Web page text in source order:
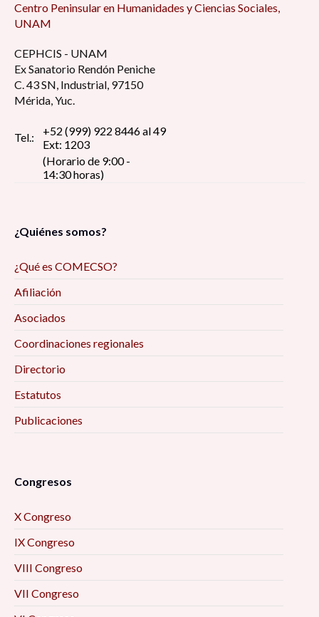
Centro Peninsular en Humanidades y Ciencias Sociales,
UNAM
CEPHCIS - UNAM
Ex Sanatorio Rendón Peniche
C. 43 SN, Industrial, 97150
Mérida, Yuc.
Tel.:
+52 (999) 922 8446 al 49
Ext: 1203
(Horario de 9:00 -
14:30 horas)
¿Quiénes somos?
¿Qué es COMECSO?
Afiliación
Asociados
Coordinaciones regionales
Directorio
Estatutos
Publicaciones
Congresos
X Congreso
IX Congreso
VIII Congreso
VII Congreso